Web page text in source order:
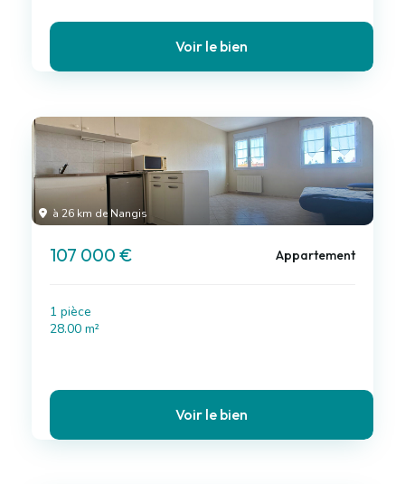
Voir le bien
à 26 km de Nangis
107 000 € Appartement
1 pièce
28.00 m²
Voir le bien